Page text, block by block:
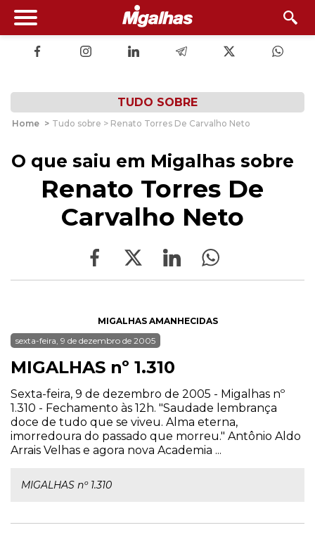
TUDO SOBRE
Home > Tudo sobre > Renato Torres De Carvalho Neto
O que saiu em Migalhas sobre
Renato Torres De
Carvalho Neto
MIGALHAS AMANHECIDAS
sexta-feira, 9 de dezembro de 2005
MIGALHAS nº 1.310
Sexta-feira, 9 de dezembro de 2005 - Migalhas nº
1.310 - Fechamento às 12h. "Saudade lembrança
doce de tudo que se viveu. Alma eterna,
imorredoura do passado que morreu." Antônio Aldo
Arrais Velhas e agora nova Academia ...
MIGALHAS nº 1.310